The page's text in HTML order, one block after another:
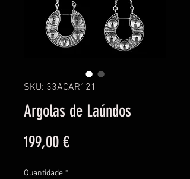
SKU: 33ACAR121
Argolas de Laúndos
199,00 €Preço
Quantidade *